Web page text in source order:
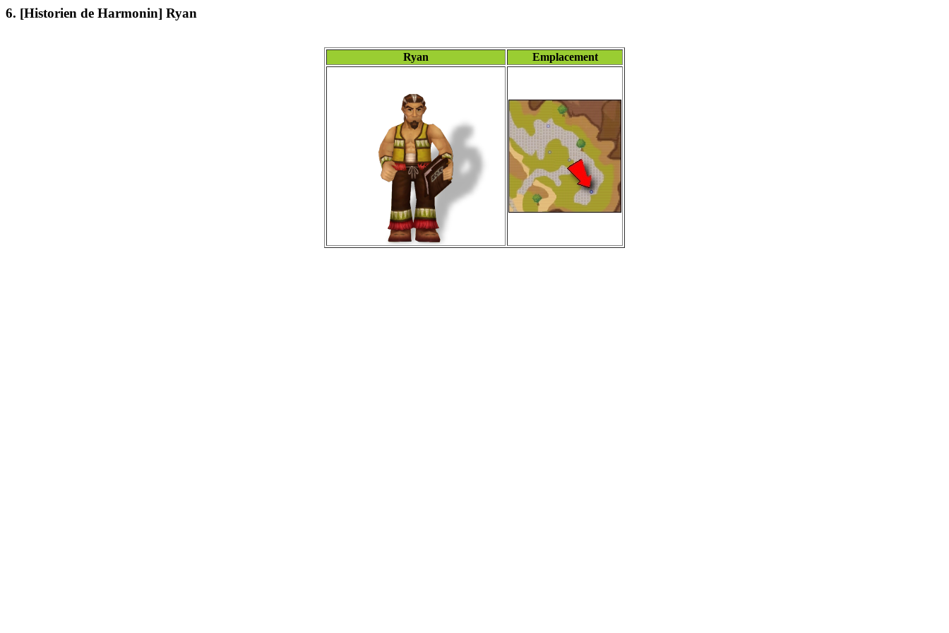
6. [Historien de Harmonin] Ryan
Ryan Emplacement